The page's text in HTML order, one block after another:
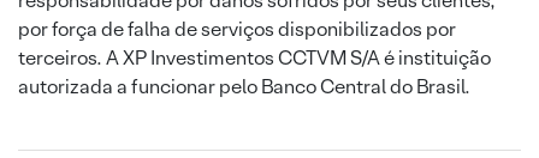
por força de falha de serviços disponibilizados por
terceiros. A XP Investimentos CCTVM S/A é instituição
autorizada a funcionar pelo Banco Central do Brasil.